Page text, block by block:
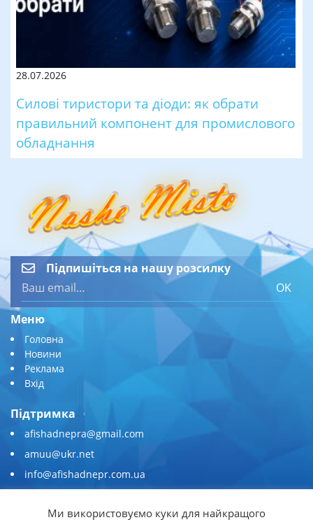
28.07.2026
Силові тиристори та діоди: як обрати
правильний компонент для промислового
обладнання
Підпишіться на нашу розсилку
OK
Меню
Головна
Новини
Реклама
Вхід
Підтримка
afishadnepra@gmail.com
amuu@ukr.net
info@afishadnepr.com.ua
Ми використовуємо куки для найкращого